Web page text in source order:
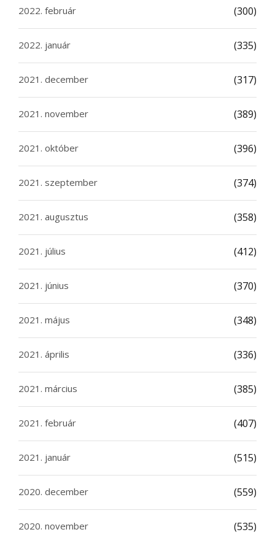
2022. február (300)
2022. január (335)
2021. december (317)
2021. november (389)
2021. október (396)
2021. szeptember (374)
2021. augusztus (358)
2021. július (412)
2021. június (370)
2021. május (348)
2021. április (336)
2021. március (385)
2021. február (407)
2021. január (515)
2020. december (559)
2020. november (535)